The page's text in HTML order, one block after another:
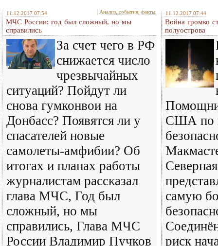
11.12.2017 07:54 Анализ, события, факты
МЧС России: год был сложный, но мы
справились
За счет чего в РФ
снижается число
чрезвычайных
ситуаций? Пойдут ли
снова гумконвои на
Донбасс? Появятся ли у
спасателей новые
самолеты-амфибии? Об
итогах и планах работы
журналистам рассказал
глава МЧС, Год был
сложный, но мы
справились, Глава МЧС
России Владимир Пучков
11.12.2017 07:44
Война громко
полуострова
США по
самую
риск